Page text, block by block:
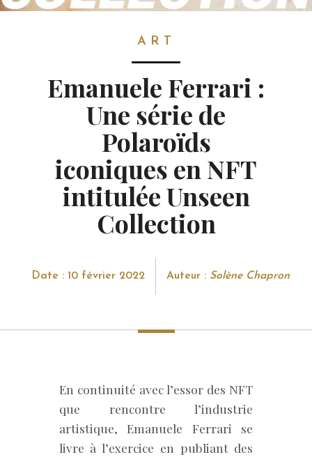
ART
Emanuele Ferrari :
Une série de
Polaroïds
iconiques en NFT
intitulée Unseen
Collection
Date : 10 février 2022 Auteur : Solène Chapron
En continuité avec l’essor des NFT
que rencontre l’industrie
artistique, Emanuele Ferrari se
livre à l’exercice en publiant des